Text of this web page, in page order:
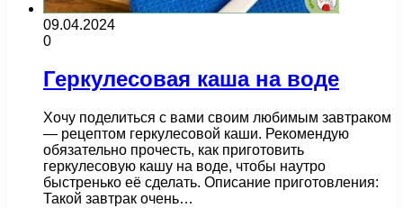
09.04.2024
0
Геркулесовая каша на воде
Хочу поделиться с вами своим любимым завтраком
— рецептом геркулесовой каши. Рекомендую
обязательно прочесть, как приготовить
геркулесовую кашу на воде, чтобы наутро
быстренько её сделать. Описание приготовления:
Такой завтрак очень…